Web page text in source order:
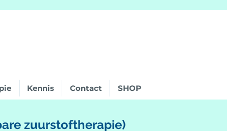
Kennis Contact SHOP
zuurstoftherapie)